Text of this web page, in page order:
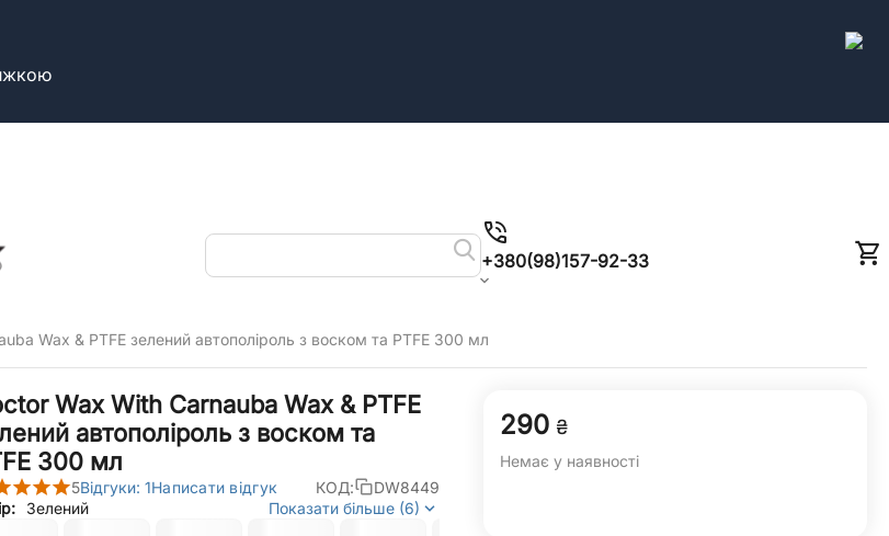
+380(98)157-92-33
Wax & PTFE зелений автополіроль з воском та PTFE 300 мл
Wax With Carnauba Wax & PTFE
автополіроль з воском та
300 мл
5Відгуки: 1Написати відгук КОД:
DW8449
Зелений Показати більше (6)
‍290‍ ₴
Немає у наявності